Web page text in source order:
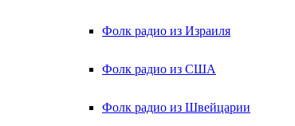
Фолк радио из Израиля
Фолк радио из США
Фолк радио из Швейцарии